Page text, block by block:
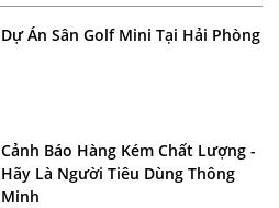
Dự Án Sân Golf Mini Tại Hải Phòng
Cảnh Báo Hàng Kém Chất Lượng -
Hãy Là Người Tiêu Dùng Thông
Minh